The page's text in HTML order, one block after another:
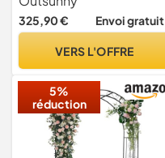
325,90 € Envoi gratuit
VERS L'OFFRE
5%
réduction